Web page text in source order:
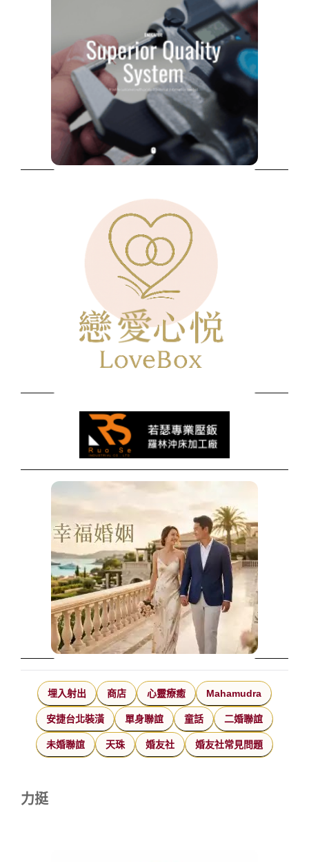
埋入射出 商店 心靈療癒 Mahamudra
安捷台北裝潢 單身聯誼 童話 二婚聯誼
未婚聯誼 天珠 婚友社 婚友社常見問題
力挺